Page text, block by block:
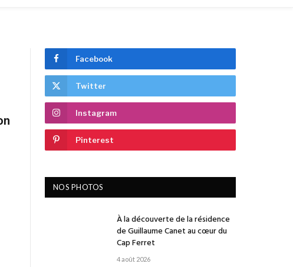
Facebook
Twitter
Instagram
Pinterest
NOS PHOTOS
À la découverte de la résidence
de Guillaume Canet au cœur du
Cap Ferret
4 août 2026